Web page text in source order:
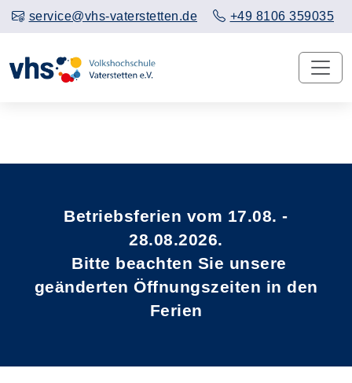
service@vhs-vaterstetten.de +49 8106 359035
Betriebsferien vom 17.08. -
28.08.2026.
Bitte beachten Sie unsere
geänderten Öffnungszeiten in den
Ferien